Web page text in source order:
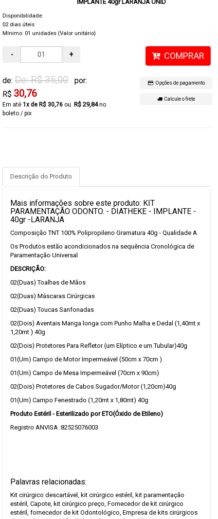
IMPLANTE 40gr LARANJA UNID
Disponibilidade:
02 dias úteis
Mínimo: 01 unidades (Valor unitário)
- + COMPRAR
de: De: R$ 35,00
por:
R$ 30,76
1x de R$ 30,76 R$ 29,84no
boleto / pix
Opções de pagamento
Calcule o frete
Descrição do Produto
Mais informações sobre este produto: KIT
PARAMENTAÇÃO ODONTO. - DIATHEKE - IMPLANTE -
40gr -LARANJA
Composição TNT 100% Polipropileno Gramatura 40g - Qualidade A
Os Produtos estão acondicionados na sequência Cronológica de
Paramentação Universal
DESCRIÇÃO:
02(Duas) Toalhas de Mãos
02(Duas) Máscaras Cirúrgicas
02(Duas) Toucas Sanfonadas
02(Dois) Aventais Manga longa com Punho Malha e Dedal (1,40mt x
1,20mt ) 40g
02(Dois) Protetores Para Refletor (um Elíptico e um Tubular)40g
01(Um) Campo de Motor Impermeável (50cm x 70cm )
01(Um) Campo de Mesa Impermeável (70cm x 90cm)
02(Dois) Protetores de Cabos Sugador/Motor (1,20cm)40g
01(Um) Campo Fenestrado (1,20mt x 1,80mt) 40g
Produto Estéril - Esterilizado por ETO(Óxido de Etileno)
Registro ANVISA :82525076003
Palavras relacionadas:
Kit cirúrgico descartável, kit cirúrgico estéril, kit paramentação
estéril, Capote, kit cirúrgico preço, Fornecedor de kit cirúrgico
estéril, fornecedor de kit Odontológico, Empresa de kits cirúrgicos